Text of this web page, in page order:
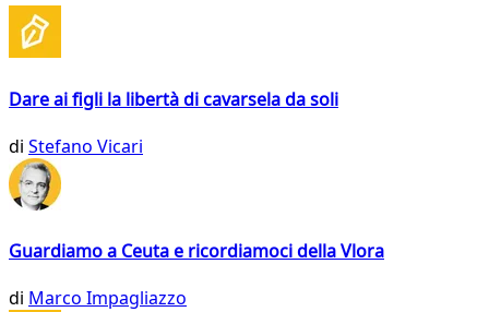
Dare ai figli la libertà di cavarsela da soli
di Stefano Vicari
Guardiamo a Ceuta e ricordiamoci della Vlora
di Marco Impagliazzo